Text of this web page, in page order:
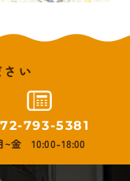
い
793-5381
~金 10:00-18:00